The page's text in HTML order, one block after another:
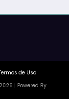
de Uso
| Powered By